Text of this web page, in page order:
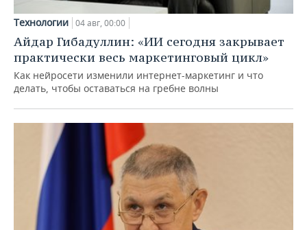
Технологии 04 авг, 00:00
Айдар Гибадуллин: «ИИ сегодня закрывает
практически весь маркетинговый цикл»
Как нейросети изменили интернет-маркетинг и что
делать, чтобы оставаться на гребне волны